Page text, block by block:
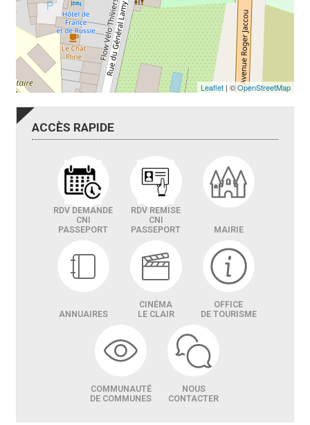
Leaflet | ©OpenStreetMap
ACCÈS RAPIDE
RDV DEMANDE
CNI
PASSEPORT
RDV REMISE
CNI
PASSEPORT
MAIRIE
ANNUAIRES
CINÉMA
LE CLAIR
OFFICE
DE TOURISME
COMMUNAUTÉ
DE COMMUNES
NOUS
CONTACTER